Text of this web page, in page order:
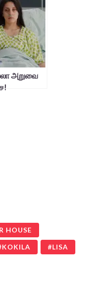
அறுவை
HOUSE
KOKILA LISA